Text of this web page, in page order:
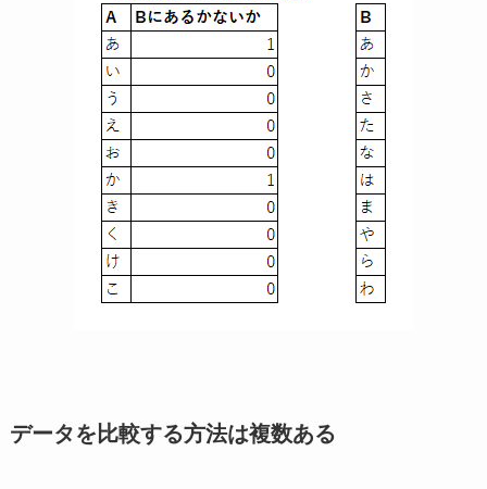
データを比較する方法は複数ある